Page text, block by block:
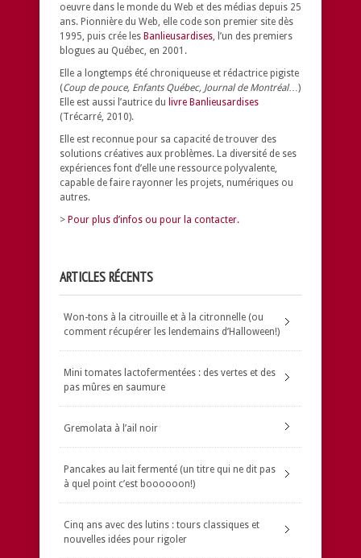
oeuvre dans le monde du Web et des médias depuis 25
ans. Pionnière du Web, elle code son premier site dès
1995, puis crée les Banlieusardises , l’un des premiers
blogues au Québec, en 2001.
Elle a longtemps été chroniqueuse et rédactrice pigiste
(Coup de pouce, Enfants Québec, Journal de Montréal…)
Elle est aussi l’autrice du livre Banlieusardises
(Trécarré, 2010).
Elle est reconnue pour sa capacité de trouver des
solutions créatives aux problèmes. La diversité de ses
expériences font d’elle une ressource polyvalente,
capable de faire rayonner les projets, numériques ou
autres.
> Pour plus d’infos ou pour la contacter.
ARTICLES RÉCENTS
Won-tons à la citrouille et à la citronnelle (ou
comment récupérer les lendemains d’Halloween!)
Mini tomates lactofermentées : des vertes et des
pas mûres en saumure
Gremolata à l’ail noir
Pancakes au lait fermenté (un titre qui ne dit pas
à quel point c’est boooooon!)
Cinq ans avec des lutins : tours classiques et
nouvelles idées pour rigoler